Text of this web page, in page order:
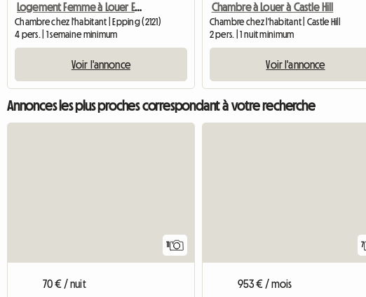
Logement Femme à Louer Epping NSW
Chambre chez l'habitant | Epping (2121)
4 pers. | 1 semaine minimum
Voir l'annonce
Chambre à Louer à Castle Hill
Chambre chez l'habitant | Castle Hill
2 pers. | 1 nuit minimum
Voir l'annonce
Annonces les plus proches correspondant à votre recherche
11
70 € / nuit
7
953 € / mois